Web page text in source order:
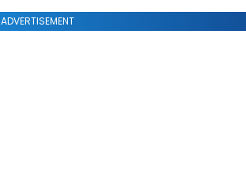
ADVERTISEMENT